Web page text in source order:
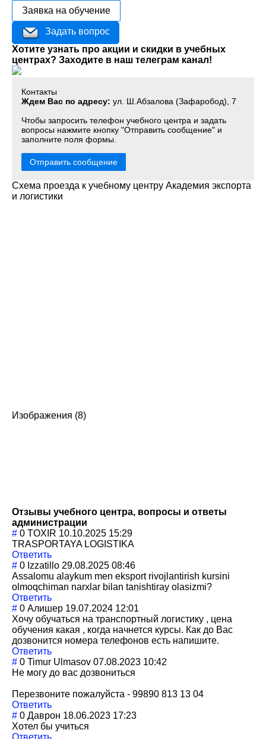
Заявка на обучение
Задать вопрос
Хотите узнать про акции и скидки в учебных
центрах? Заходите в наш телеграм канал!
Контакты
Ждем Вас по адресу: ул. Ш.Абзалова (Зафаробод), 7
Чтобы запросить телефон учебного центра и задать
вопросы нажмите кнопку "Отправить сообщение" и
заполните поля формы.
Отправить сообщение
Схема проезда к учебному центру Академия экспорта
и логистики
Изображения (8)
Отзывы учебного центра, вопросы и ответы
администрации
# 0 TOXIR 10.10.2025 15:29
TRASPORTAYA LOGISTIKA
Ответить
# 0 Izzatillo 29.08.2025 08:46
Assalomu alaykum men eksport rivojlantirish kursini
olmoqchiman narxlar bilan tanishtiray olasizmi?
Ответить
# 0 Алишер 19.07.2024 12:01
Хочу обучаться на транспортный логистику , цена
обучения какая , когда начнется курсы. Как до Вас
дозвонится номера телефонов есть напишите.
Ответить
# 0 Timur Ulmasov 07.08.2023 10:42
Не могу до вас дозвониться
Перезвоните пожалуйста - 99890 813 13 04
Ответить
# 0 Даврон 18.06.2023 17:23
Хотел бы учиться
Ответить